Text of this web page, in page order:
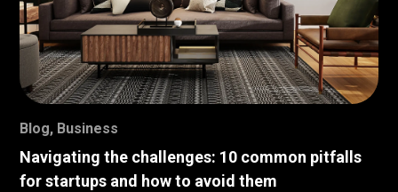
Blog, Business
Navigating the challenges: 10 common pitfalls
for startups and how to avoid them